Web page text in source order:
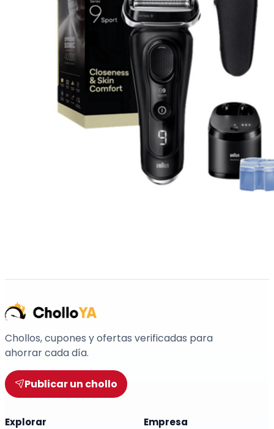
Chollos, cupones y ofertas verificadas para
ahorrar cada día.
Publicar un chollo
Explorar Empresa